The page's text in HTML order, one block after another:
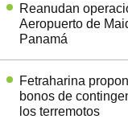
Reanudan
Aeropuerto de
Panamá
Fetraharina
bonos de
los terremotos